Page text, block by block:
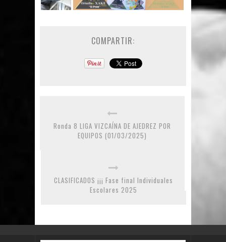
COMPARTIR:
Ronda 8 LIGA VIZCAÍNA DE AJEDREZ POR
EQUIPOS (01/03/2025)
CLASIFICADOS ¡¡¡ Fase final Individuales
Escolares 2025